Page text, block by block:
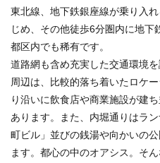
東北線、地下鉄銀座線が乗り入
じめ、その他徒歩6分圏内に地
都区内でも稀有です。
道路網も含め充実した交通環境
周辺は、比較的落ち着いたロケ
り沿いに飲食店や商業施設が建
あります。また、内堀通りはラ
町ビル」並びの銭湯や向かいの
ます。都心の中のオアシス。そ